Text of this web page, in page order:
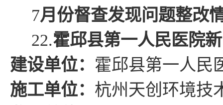
7月份督查发现问题整改
22.霍邱县第一人民医院
建设单位： 霍邱县第一人民
施工单位： 杭州天创环境技